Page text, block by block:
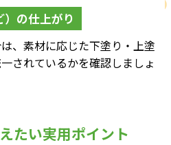
の仕上がり
、素材に応じた下塗り・上塗
されているかを確認しましょ
たい実用ポイント